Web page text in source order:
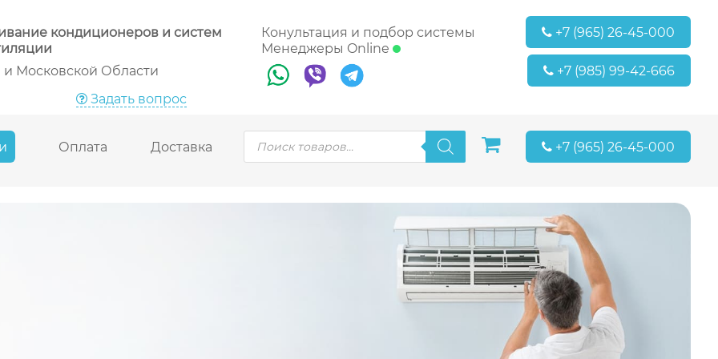
в Москвекондиционеров, их установку, ремонт и осблуживание по выгодной цене в Москве
кондиционеров и систем
Московской Области
Задать вопрос
Конультация и подбор системы
Менеджеры Online
+7 (965) 26-45-000
+7 (985) 99-42-666
Оплата Доставка
Поиск
товаров
+7 (965) 26-45-000